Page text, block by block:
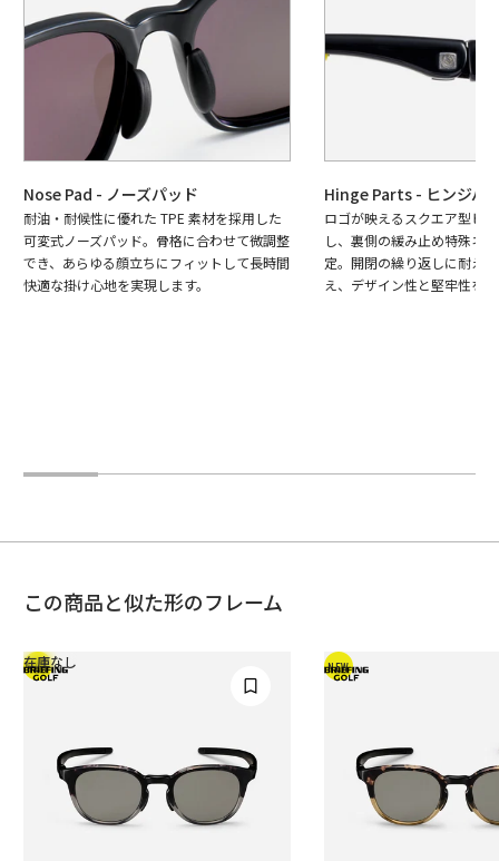
Nose Pad - ノーズパッド
耐油・耐候性に優れた TPE 素材を採用した
可変式ノーズパッド。骨格に合わせて微調整
でき、あらゆる顔立ちにフィットして長時間
快適な掛け心地を実現します。
Hinge Parts - ヒンジパ
ロゴが映えるスクエア型ヒ
し、裏側の緩み止め特殊ネ
定。開閉の繰り返しに耐え
え、デザイン性と堅牢性を
この商品と似た形のフレーム
NEW
在庫なし NEW